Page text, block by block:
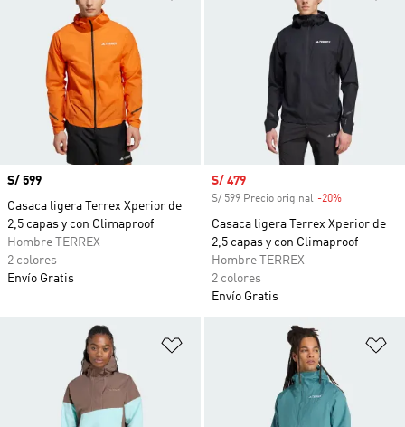
Precio
S/ 599
Casaca ligera Terrex Xperior de
2,5 capas y con Climaproof
Hombre TERREX
2 colores
Envío Gratis
Precio de venta
S/ 479
S/ 599 Precio original -20%
Casaca ligera Terrex Xperior de
2,5 capas y con Climaproof
Hombre TERREX
2 colores
Envío Gratis
Añadir a la lista de deseos